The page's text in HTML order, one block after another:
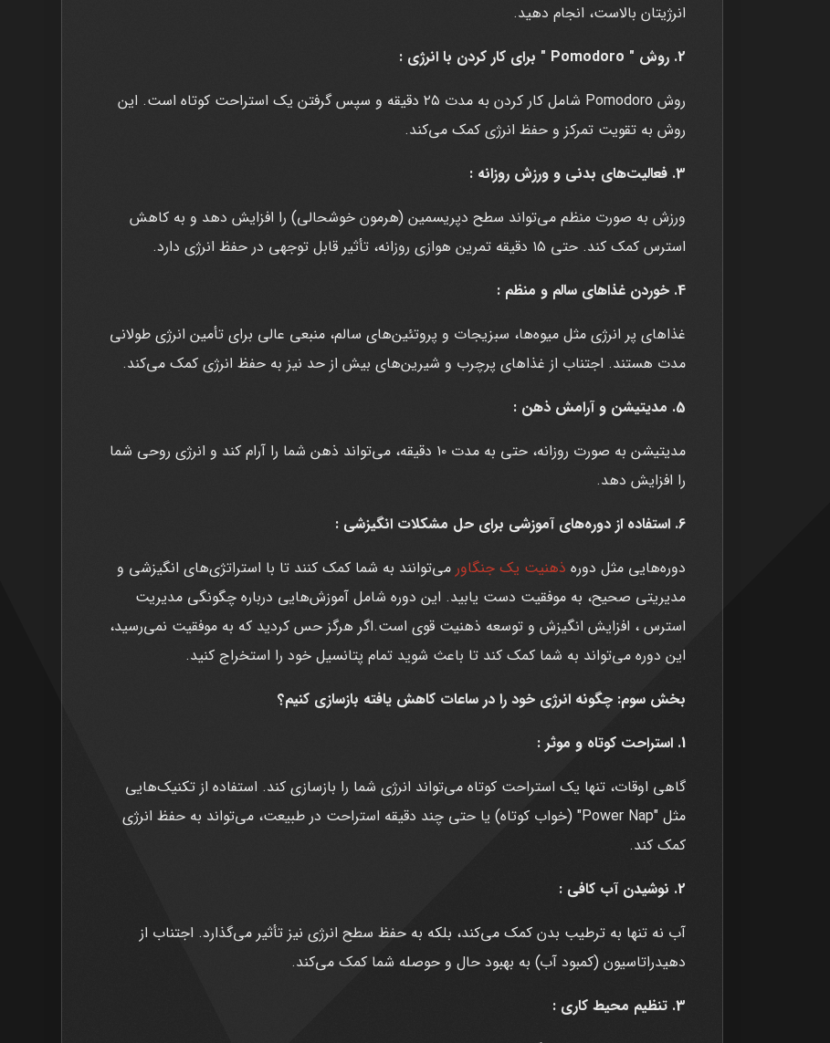
انرژیتان بالاست، انجام دهید.
2. روش " Pomodoro " برای کار کردن با انرژی :
روش Pomodoro شامل کار کردن به مدت ۲۵ دقیقه و سپس گرفتن یک استراحت کوتاه است. این
روش به تقویت تمرکز و حفظ انرژی کمک می‌کند.
3. فعالیت‌های بدنی و ورزش روزانه :
ورزش به صورت منظم می‌تواند سطح دپریسمین (هرمون خوشحالی) را افزایش دهد و به کاهش
استرس کمک کند. حتی ۱۵ دقیقه تمرين هوازی روزانه، تأثیر قابل توجهی در حفظ انرژی دارد.
4. خوردن غذاهای سالم و منظم :
غذاهای پر انرژی مثل میوه‌ها، سبزیجات و پروتئین‌های سالم، منبعی عالی برای تأمین انرژی طولانی
مدت هستند. اجتناب از غذاهای پرچرب و شیرین‌های بیش از حد نیز به حفظ انرژی کمک می‌کند.
5. مدیتیشن و آرامش ذهن :
مدیتیشن به صورت روزانه، حتی به مدت ۱۰ دقیقه، می‌تواند ذهن شما را آرام کند و انرژی روحی شما
را افزایش دهد.
6. استفاده از دوره‌های آموزشی برای حل مشکلات انگیزشی :
دوره‌هایی مثل دوره ذهنیت یک جنگاور می‌توانند به شما کمک کنند تا با استراتژی‌های انگیزشی و
مدیریتی صحیح، به موفقیت دست یابید. این دوره شامل آموزش‌هایی درباره چگونگی مدیریت
استرس ، افزایش انگیزش و توسعه ذهنیت قوی است.اگر هرگز حس کردید که به موفقیت نمی‌رسید،
این دوره می‌تواند به شما کمک کند تا باعث شوید تمام پتانسیل خود را استخراج کنید.
بخش سوم: چگونه انرژی خود را در ساعات کاهش یافته بازسازی کنیم؟
1. استراحت کوتاه و موثر :
گاهی اوقات، تنها یک استراحت کوتاه می‌تواند انرژی شما را بازسازی کند. استفاده از تکنیک‌هایی
مثل "Power Nap" (خواب کوتاه) یا حتی چند دقیقه استراحت در طبیعت، می‌تواند به حفظ انرژی
کمک کند.
2. نوشیدن آب کافی :
آب نه تنها به ترطيب بدن کمک می‌کند، بلکه به حفظ سطح انرژی نیز تأثیر می‌گذارد. اجتناب از
دهیدراتاسیون (کمبود آب) به بهبود حال و حوصله شما کمک می‌کند.
3. تنظیم محیط کاری :